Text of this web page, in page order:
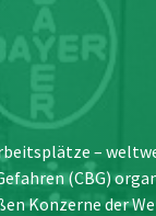
–
(CBG)
Konzerne der